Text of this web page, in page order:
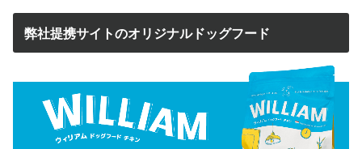
弊社提携サイトのオリジナルドッグフード